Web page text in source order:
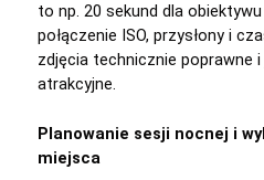
to np. 20 sekund dla
połączenie ISO, przysłony i
zdjęcia technicznie poprawne
atrakcyjne.
Planowanie sesji nocnej i
miejsca